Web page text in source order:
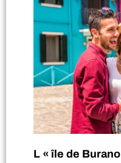
L « île de Burano